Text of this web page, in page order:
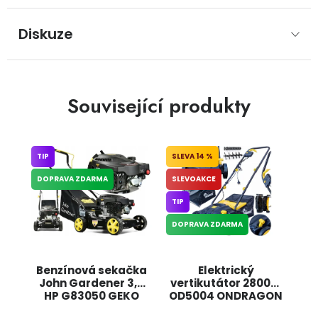
Diskuze
Související produkty
Benzínová sekačka
John Gardener 3,5
HP G83050 GEKO
TIP
DOPRAVA ZDARMA
Elektrický
vertikutátor 2800W
OD5004 ONDRAGON
14 %
SLEVOAKCE
TIP
DOPRAVA ZDARMA